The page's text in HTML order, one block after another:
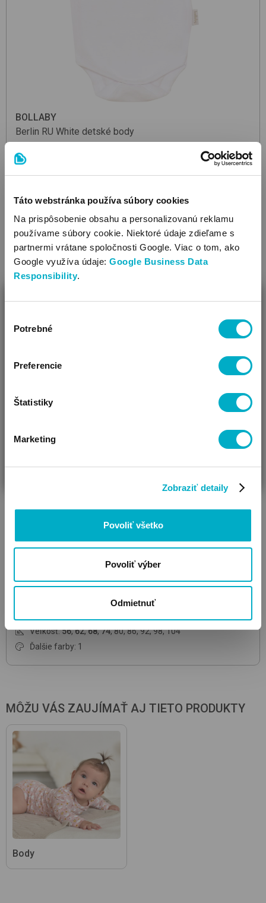
Táto webstránka používa súbory cookies
Na prispôsobenie obsahu a personalizovanú reklamu
používame súbory cookie. Niektoré údaje zdieľame s
partnermi vrátane spoločnosti Google. Viac o tom, ako
Google využíva údaje: Google Business Data
Responsibility.
súhlasu
Potrebné
Preferencie
Štatistiky
Marketing
Zobraziť detaily
Povoliť všetko
Povoliť výber
Odmietnuť
BOLLABY
Berlin RU White detské body
4.50
Veľkosť: 56,62, 68,74,80 86,92,98 ,104
Veľkosť:56,62,68,74,80,86,92,98,104
Ďalšie farby: 1
MÔŽU VÁS ZAUJÍMAŤ AJ TIETO PRODUKTY
Body